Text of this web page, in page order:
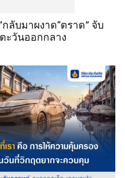
ลับมาผงาด“ตราด” จับ
ะวันออกกลาง